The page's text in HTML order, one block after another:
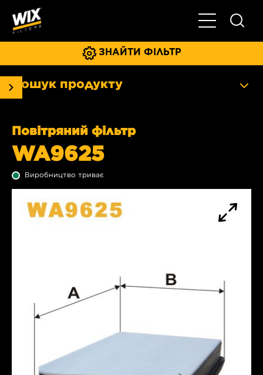
Увімкнути/
ЗНАЙТИ ФІЛЬТР
Пошук продукту
Повітряний фільтр
WA9625
Виробництво триває